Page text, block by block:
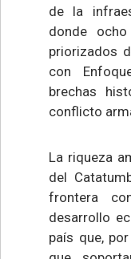
de la
donde
priorizados
con
brechas
conflicto
La riqueza
del
frontera
desarrollo
país que,